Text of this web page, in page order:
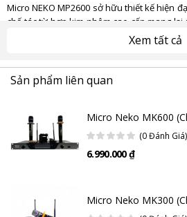
Micro NEKO MP2600 sở hữu thiết kế hiện
chế tác từ hợp kim nhôm cao cấp mang
cầm chắc tay. Lớp sơn tĩnh điện công
bóng, chống trầy xước và hạn chế bám
số giúp người dùng dễ dàng theo dõi trong
Xem tất cả
Sản phẩm liên quan
Micro Neko MK600
(0 Đánh Giá)
6.990.000 ₫
Micro Neko MK300